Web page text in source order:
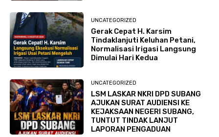
UNCATEGORIZED
Gerak Cepat H. Karsim
Tindaklanjuti Keluhan Petani,
Normalisasi Irigasi Langsung
Dimulai Hari Kedua
UNCATEGORIZED
LSM LASKAR NKRI DPD SUBANG
AJUKAN SURAT AUDIENSI KE
KEJAKSAAN NEGERI SUBANG,
TUNTUT TINDAK LANJUT
LAPORAN PENGADUAN